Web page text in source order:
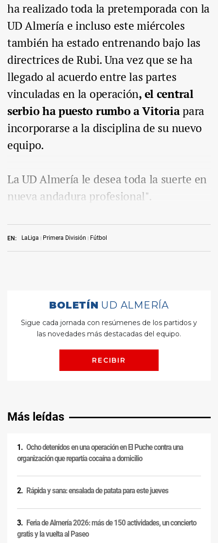
EN: LaLiga Primera División Fútbol
ha realizado toda la pretemporada con la
UD Almería e incluso este miércoles
también ha estado entrenando bajo las
directrices de Rubi. Una vez que se ha
llegado al acuerdo entre las partes
vinculadas en la operación, el central
serbio ha puesto rumbo a Vitoriapara
incorporarse a la disciplina de su nuevo
equipo.
La UD Almería le desea toda la suerte en
nueva andadura profesional".
Más leídas
Ocho detenidos en una operación en El Puche contra una
organización que repartía cocaína a domicilio
Rápida y sana: ensalada de patata para este jueves
Feria de Almería 2026: más de 150 actividades, un concierto
gratis y la vuelta al Paseo